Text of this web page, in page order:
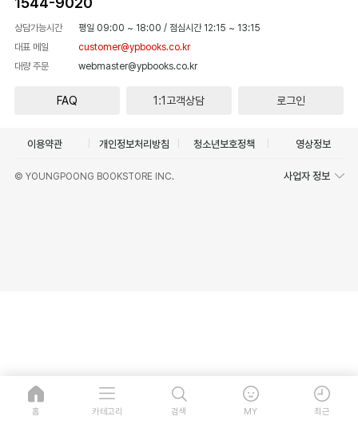
상담가능시간 평일 09:00 ~ 18:00 / 점심시간 12:15 ~ 13:15
대표 메일
customer@ypbooks.co.kr
대량 주문
webmaster@ypbooks.co.kr
FAQ 1:1고객상담 로그인
이용약관 개인정보처리방침 청소년보호정책 영상정보
© YOUNGPOONG BOOKSTORE INC. 사업자 정보
홈 카테고리 검색 MY 최근